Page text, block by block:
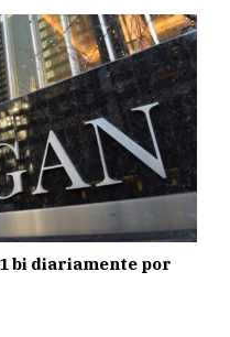
bi diariamente por